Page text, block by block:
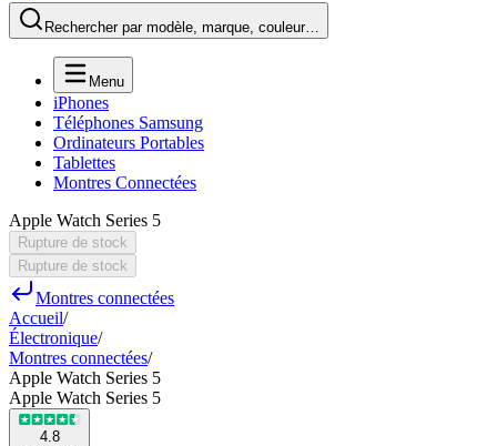
Rechercher par modèle, marque, couleur…
Menu
iPhones
Téléphones Samsung
Ordinateurs Portables
Tablettes
Montres Connectées
Apple Watch Series 5
Rupture de stock
Rupture de stock
Montres connectées
Accueil/
Électronique/
Montres connectées/
Apple Watch Series 5
Apple Watch Series 5
4.8